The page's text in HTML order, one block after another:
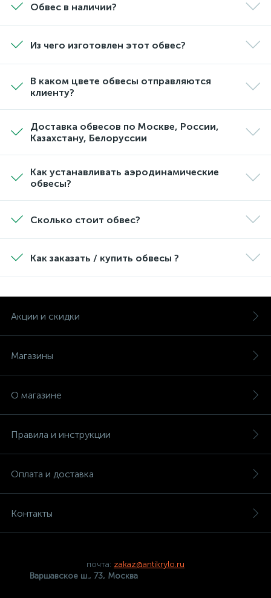
Обвес в наличии?
Из чего изготовлен этот обвес?
В каком цвете обвесы отправляются
клиенту?
Доставка обвесов по Москве, России,
Казахстану, Белоруссии
Как устанавливать аэродинамические
обвесы?
Сколько стоит обвес?
Как заказать / купить обвесы ?
Акции и скидки
Магазины
О магазине
Правила и инструкции
Оплата и доставка
Контакты
почта: zakaz@antikrylo.ru
Варшавское ш., 73, Москва